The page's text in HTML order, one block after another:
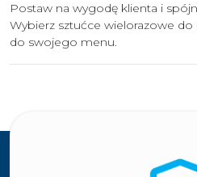
Postaw na wygodę klienta i
Wybierz sztućce wielorazowe
do swojego menu.